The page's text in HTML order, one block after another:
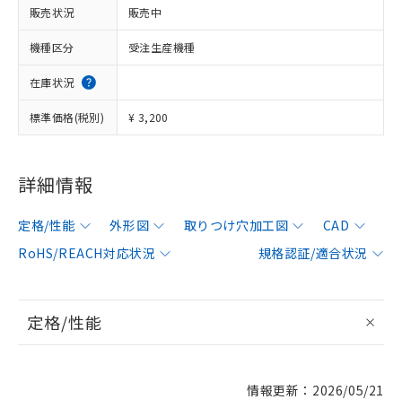
販売状況 販売中
機種区分 受注生産機種
在庫状況
標準価格(税別) ¥ 3,200
詳細情報
定格/性能 外形図 取りつけ穴加工図
CAD
RoHS/REACH対応状況
規格認証/適合状況
定格/性能
情報更新：2026/05/21